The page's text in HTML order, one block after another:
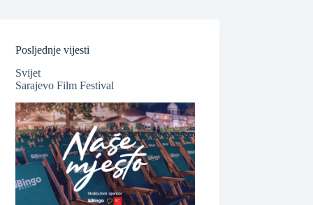
Posljednje vijesti
Svijet
Sarajevo Film Festival